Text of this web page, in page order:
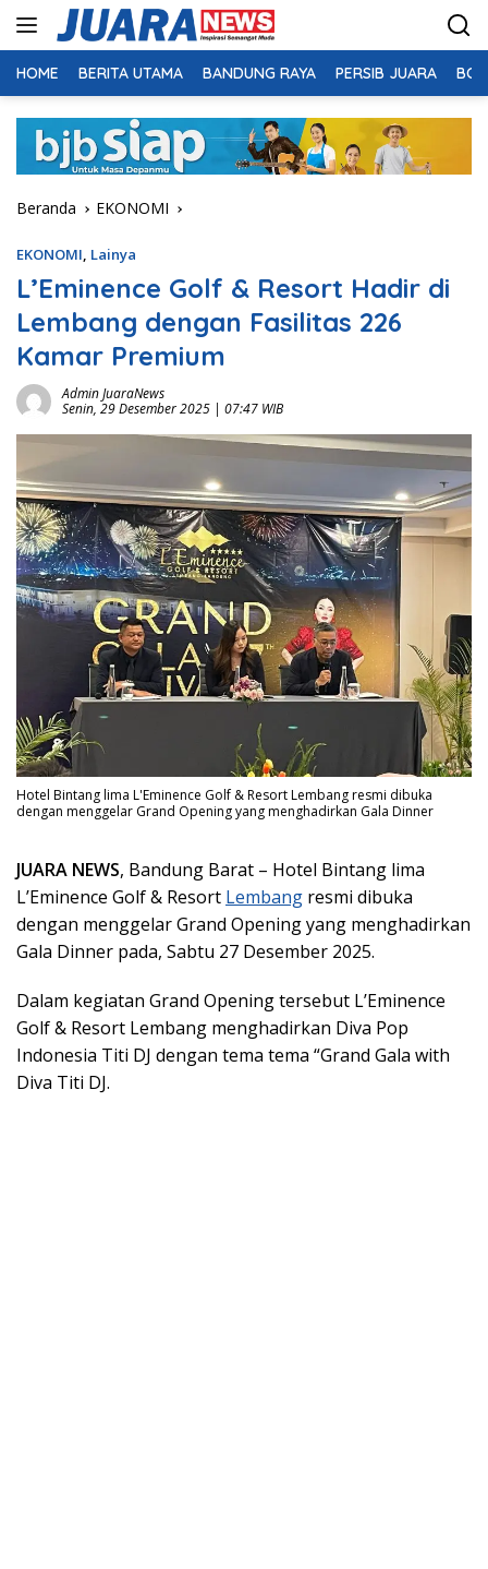
HOME BERITA UTAMA BANDUNG RAYA PERSIB JUARA
Beranda EKONOMI
EKONOMI, Lainya
L’Eminence Golf & Resort Hadir di
Lembang dengan Fasilitas 226
Kamar Premium
Admin JuaraNews
Senin, 29 Desember 2025 | 07:47 WIB
Hotel Bintang lima L'Eminence Golf & Resort Lembang resmi dibuka
dengan menggelar Grand Opening yang menghadirkan Gala Dinner
JUARA NEWS, Bandung Barat – Hotel Bintang lima
L’Eminence Golf & Resort Lembang resmi dibuka
dengan menggelar Grand Opening yang menghadirkan
Gala Dinner pada, Sabtu 27 Desember 2025.
Dalam kegiatan Grand Opening tersebut L’Eminence
Golf & Resort Lembang menghadirkan Diva Pop
Indonesia Titi DJ dengan tema tema “Grand Gala with
Diva Titi DJ.